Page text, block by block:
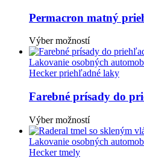
Možnosti
si
môžete
vybrať
na
stránke
produktu.
Permacron matný
Výber možnostíTento
produkt
má
viacero
Možnosti
si
môžete
vybrať
na
stránke
Lakovanie osobných
Hecker priehľadné laky
Farebné prísady do
Výber možnostíTento
produkt
má
Lakovanie osobných
Hecker tmely